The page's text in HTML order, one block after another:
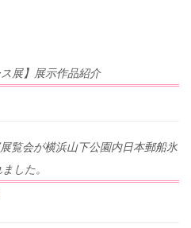
展】展示作品紹介
覧会が横浜山下公園内日本郵船氷
した。